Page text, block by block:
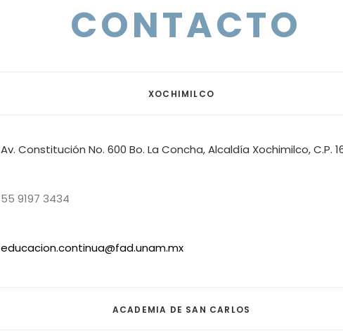
CONTACTO
XOCHIMILCO
Av. Constitución No. 600 Bo. La Concha, Alcaldía Xochimilco, C.P.
55 9197 3434
educacion.continua@fad.unam.mx
ACADEMIA DE SAN CARLOS